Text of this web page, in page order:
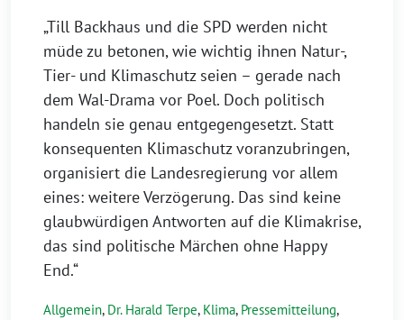
„Till Backhaus und die SPD werden nicht
müde zu betonen, wie wichtig ihnen Natur-,
Tier- und Klimaschutz seien – gerade nach
dem Wal-Drama vor Poel. Doch politisch
handeln sie genau entgegengesetzt. Statt
konsequenten Klimaschutz voranzubringen,
organisiert die Landesregierung vor allem
eines: weitere Verzögerung. Das sind keine
glaubwürdigen Antworten auf die Klimakrise,
das sind politische Märchen ohne Happy
End.“
Allgemein, Dr. Harald Terpe, Klima, Pressemitteilung,